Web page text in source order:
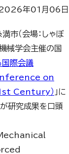
年01月06日
市（会場：しゃぼ
械学会主催の国
際会議
on
Century） 」に
が研究成果を口頭